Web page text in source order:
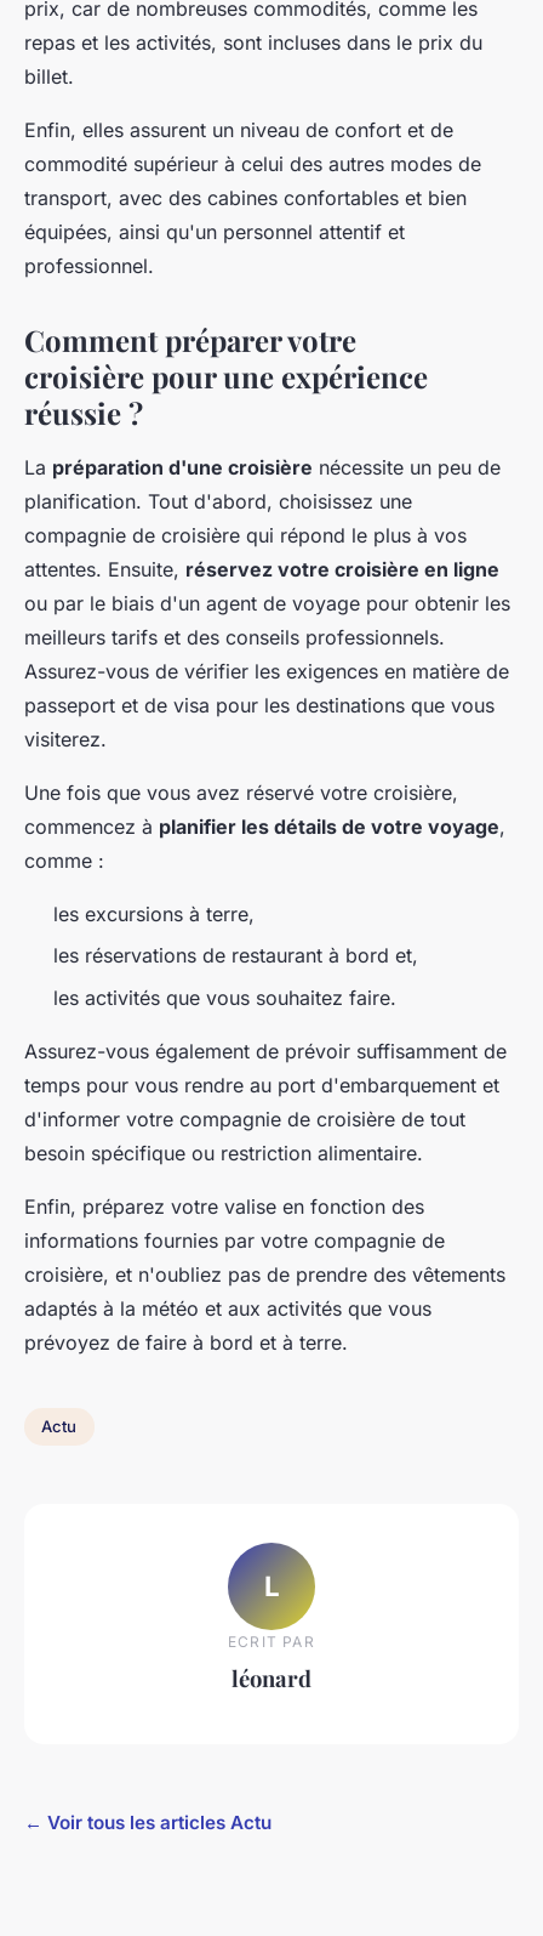
prix, car de nombreuses commodités, comme les
repas et les activités, sont incluses dans le prix du
billet.
Enfin, elles assurent un niveau de confort et de
commodité supérieur à celui des autres modes de
transport, avec des cabines confortables et bien
équipées, ainsi qu'un personnel attentif et
professionnel.
Comment préparer votre
croisière pour une expérience
réussie ?
La préparation d'une croisière nécessite un peu de
planification. Tout d'abord, choisissez une
compagnie de croisière qui répond le plus à vos
attentes. Ensuite, réservez votre croisière en ligne
ou par le biais d'un agent de voyage pour obtenir les
meilleurs tarifs et des conseils professionnels.
Assurez-vous de vérifier les exigences en matière de
passeport et de visa pour les destinations que vous
visiterez.
Une fois que vous avez réservé votre croisière,
commencez à planifier les détails de votre voyage,
comme :
les excursions à terre,
les réservations de restaurant à bord et,
les activités que vous souhaitez faire.
Assurez-vous également de prévoir suffisamment de
temps pour vous rendre au port d'embarquement et
d'informer votre compagnie de croisière de tout
besoin spécifique ou restriction alimentaire.
Enfin, préparez votre valise en fonction des
informations fournies par votre compagnie de
croisière, et n'oubliez pas de prendre des vêtements
adaptés à la météo et aux activités que vous
prévoyez de faire à bord et à terre.
Actu
L
ECRIT PAR
léonard
← Voir tous les articles Actu